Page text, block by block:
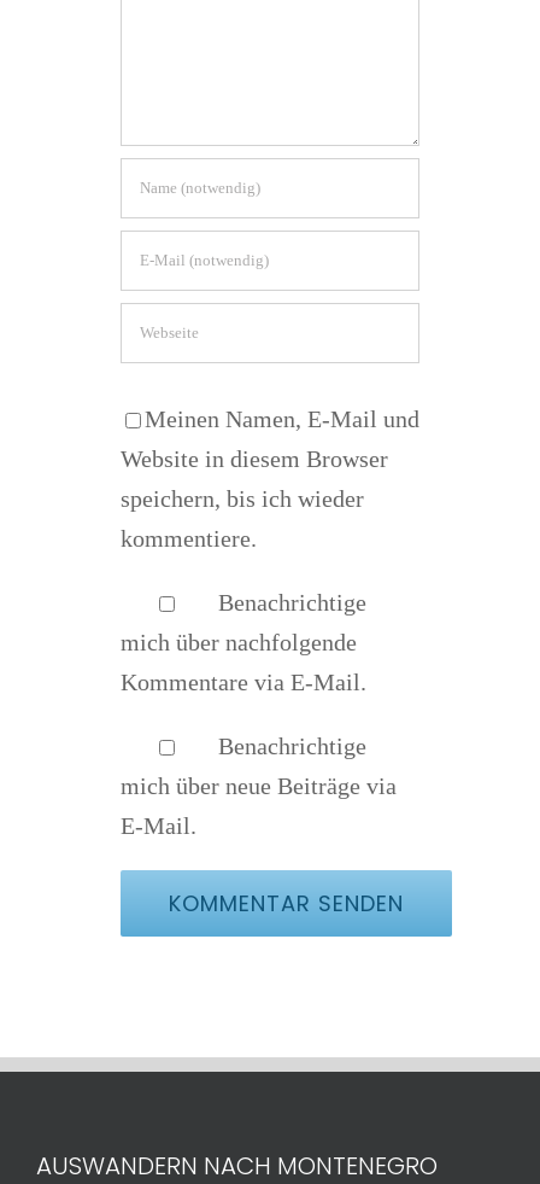
Meinen Namen, E-Mail und
Website in diesem Browser
speichern, bis ich wieder
kommentiere.
Benachrichtige
mich über nachfolgende
Kommentare via E-Mail.
Benachrichtige
mich über neue Beiträge via
E-Mail.
AUSWANDERN NACH MONTENEGRO